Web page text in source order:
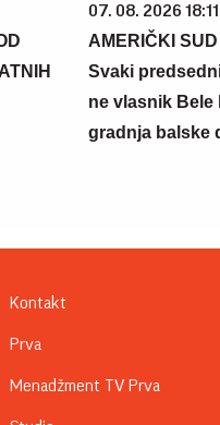
07. 08. 2026 18:11
AMERIČKI
Svaki
ne vlasnik Bele
gradnja balske
Kontakt
Prva
Menadžment TV Prva